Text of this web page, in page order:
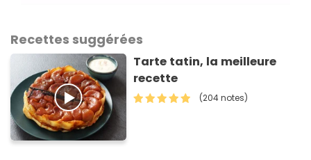
Recettes suggérées
Tarte tatin, la meilleure
recette
(204 notes)